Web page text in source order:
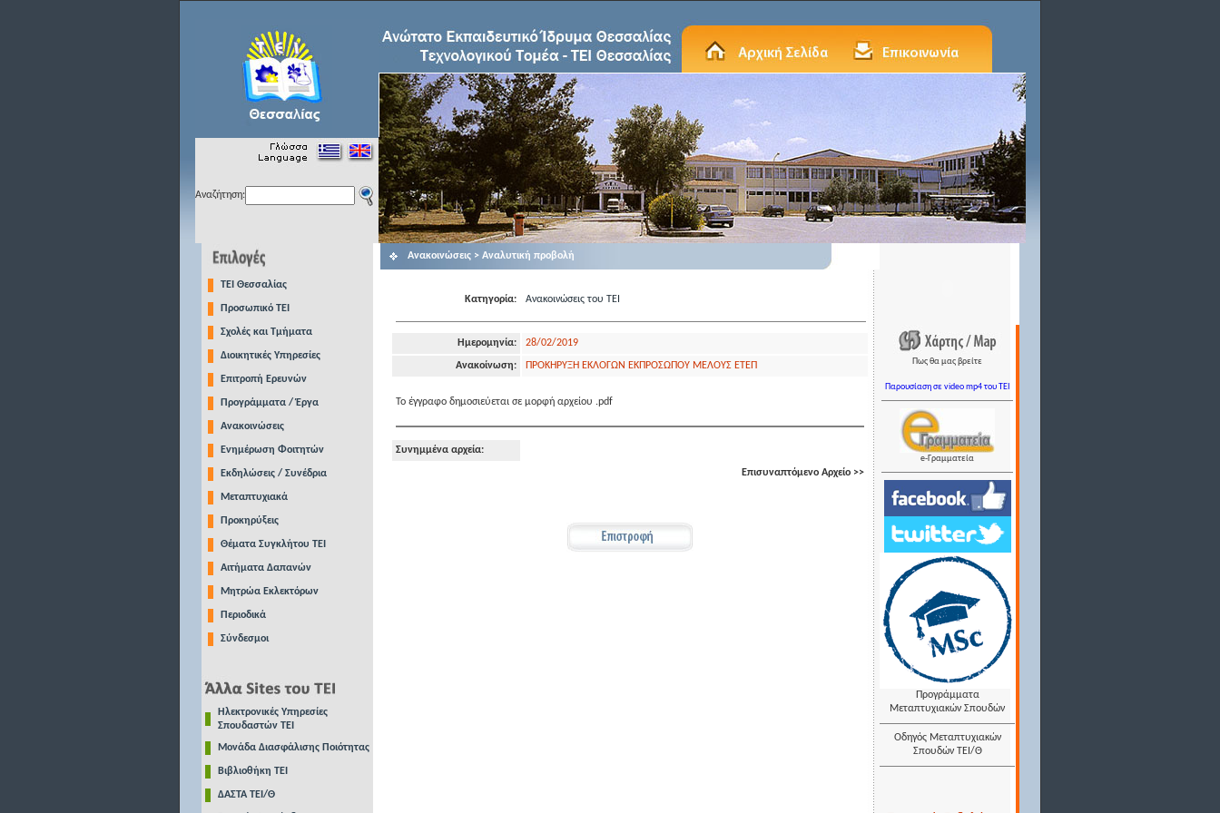
Αναζήτηση:
TEI Θεσσαλίας
Προσωπικό ΤΕΙ
Σχολές και Τμήματα
Διοικητικές Υπηρεσίες
Επιτροπή Ερευνών
Προγράμματα / Έργα
Ανακοινώσεις
Ενημέρωση Φοιτητών
Εκδηλώσεις / Συνέδρια
Μεταπτυχιακά
Προκηρύξεις
Θέματα Συγκλήτου ΤΕΙ
Αιτήματα Δαπανών
Μητρώα Εκλεκτόρων
Περιοδικά
Σύνδεσμοι
Ηλεκτρονικές Υπηρεσίες
Σπουδαστών ΤΕΙ
Μονάδα Διασφάλισης Ποιότητας
Βιβλιοθήκη ΤΕΙ
ΔΑΣΤΑ ΤΕΙ/Θ
Ανακοινώσεις > Αναλυτική προβολή
Κατηγορία: Ανακοινώσεις του ΤΕΙ
Ημερομηνία: 28/02/2019
Ανακοίνωση: ΠΡΟΚΗΡΥΞΗ ΕΚΛΟΓΩΝ ΕΚΠΡΟΣΩΠΟΥ ΜΕΛΟΥΣ ΕΤΕΠ
Το έγγραφο δημοσιεύεται σε μορφή αρχείου .pdf
Συνημμένα αρχεία:
Επισυναπτόμενο Αρχείο >>
Πως θα μας βρείτε
Παρουσίαση σε video mp4 του TEI
e-Γραμματεία
Προγράμματα
Μεταπτυχιακών Σπουδών
Οδηγός Μεταπτυχιακών
Σπουδών ΤΕΙ/Θ